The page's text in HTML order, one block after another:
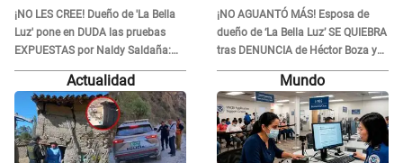
¡NO LES CREE! Dueño de 'La Bella
Luz' pone en DUDA las pruebas
EXPUESTAS por Naldy Saldaña:
“Quizá se han editado...”
¡NO AGUANTÓ MÁS! Esposa de
dueño de ‘La Bella Luz’ SE QUIEBRA
tras DENUNCIA de Héctor Boza y
ARREMETE contra Claudia Salazar
Actualidad Mundo